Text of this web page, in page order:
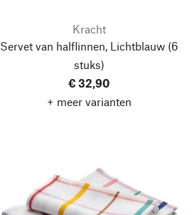
Kracht
Servet van halflinnen, Lichtblauw(6
stuks)
€ 32,90
+ meer varianten